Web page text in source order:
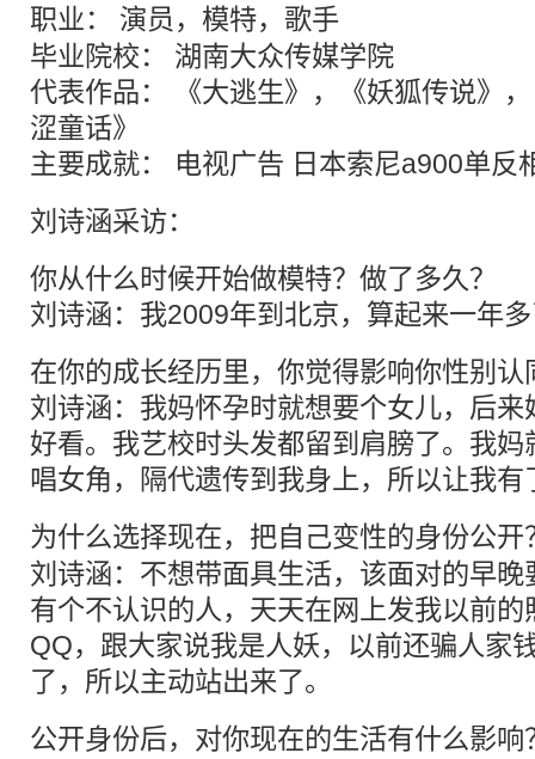
职业： 演员， 模特，歌手
毕业院校： 湖南大众传媒学院
代表作品： 《大逃生》，《妖狐传说》
涩童话》
主要成就： 电视广告 日本索尼a900单反
刘诗涵采访：
你从什么时候开始做模特？做了多久？
刘诗涵：我2009年到北京，算起来一年
在你的成长经历里，你觉得影响你性别
刘诗涵：我妈怀孕时就想要个女儿，后
好看。我艺校时头发都留到肩膀了。我
唱女角，隔代遗传到我身上，所以让我
为什么选择现在，把自己变性的身份公开
刘诗涵：不想带面具生活，该面对的早
有个不认识的人，天天在网上发我以前
QQ，跟大家说我是人妖，以前还骗人家
了，所以主动站出来了。
公开身份后，对你现在的生活有什么影响